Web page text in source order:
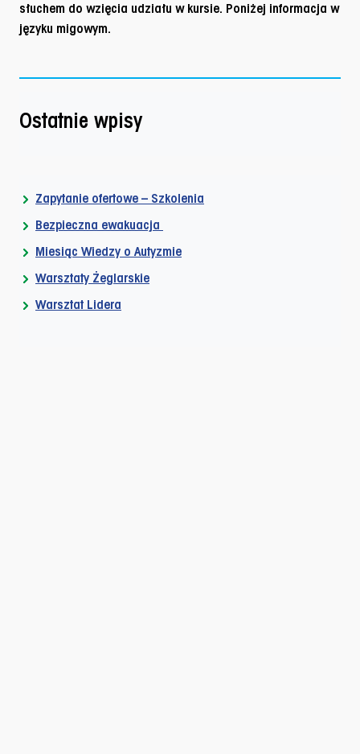
słuchem do wzięcia udziału w kursie. Poniżej informacja w
języku migowym.
Ostatnie wpisy
Zapytanie ofertowe – Szkolenia
Bezpieczna ewakuacja
Miesiąc Wiedzy o Autyzmie
Warsztaty Żeglarskie
Warsztat Lidera